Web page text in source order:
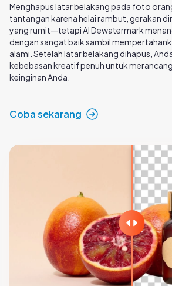
Menghapus latar belakang pada foto
tantangan karena helai rambut, gerakan
yang rumit—tetapi AI Dewatermark
dengan sangat baik sambil
alami. Setelah latar belakang dihapus,
kebebasan kreatif penuh untuk
keinginan Anda.
Coba sekarang